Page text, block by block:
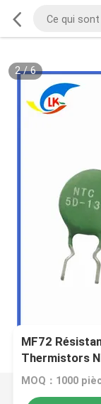
2/6
MF72
Thermistors
MOQ：1000